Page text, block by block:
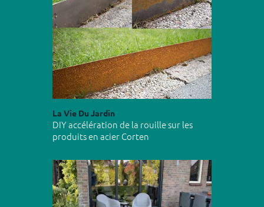
La Vie Du Jardin
DIY accélération de la rouille sur les
produits en acier Corten